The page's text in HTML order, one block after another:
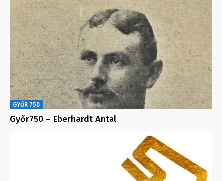
GYŐR 750
Győr750 – Eberhardt Antal